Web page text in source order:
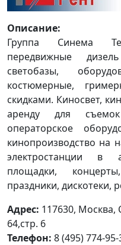
Описание:
Группа Синема
передвижные
светобазы,
костюмерные,
скидками. Киносвет,
аренду для
операторское
кинопроизводство на
электростанции в
площадки,
праздники, дискотеки,
Адрес: 117630, Москва,
64,стр. 6
Телефон: 8 (495) 774-